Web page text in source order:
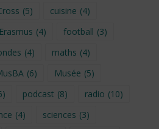
(5) cuisine (4)
Erasmus (4) football (3)
(4) maths (4)
(6) Musée (5)
podcast (8) radio (10)
(4) sciences (3)